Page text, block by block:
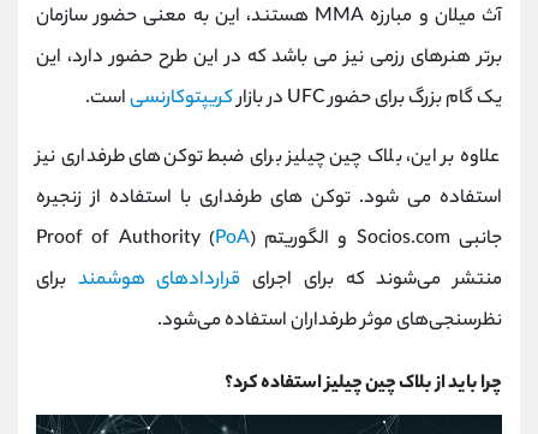
آث میلان و مبارزه MMA هستند، این به معنی حضور سازمان
برتر هنرهای رزمی نیز می باشد که در این طرح حضور دارد، این
یک گام بزرگ برای حضور UFC در بازار
کریپتوکارنسیاست.
علاوه بر این، بلاک چین چیلیز برای ضبط توکن‌های طرفداری نیز
استفاده می شود. توکن‌ های طرفداری با استفاده از زنجیره
جانبی Socios.com و الگوریتم Proof of Authority (
PoA)
منتشر می‌شوند که برای اجرای قراردادهای هوشمند برای
نظرسنجی‌های موثر طرفداران استفاده می‌شود.
چرا باید از بلاک چین چیلیز استفاده کرد؟